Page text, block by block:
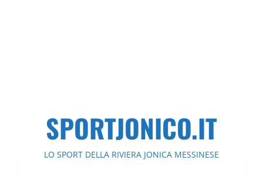
SPORTJONICO.IT
LO SPORT DELLA RIVIERA JONICA MESSINESE